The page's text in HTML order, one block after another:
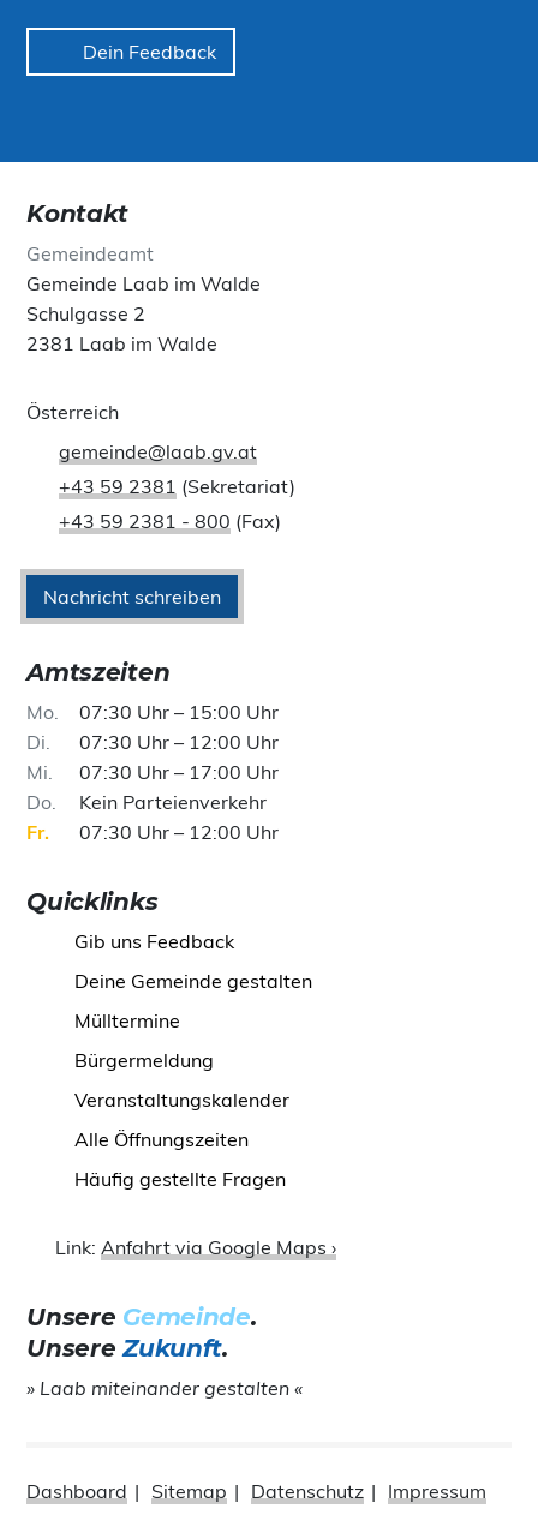
Dein Feedback
Kontakt
Gemeindeamt
Gemeinde Laab im Walde
Schulgasse 2
2381 Laab im Walde
Österreich
gemeinde@laab.gv.at
+43 59 2381 (Sekretariat)
+43 59 2381 - 800 (Fax)
Nachricht schreiben
Amtszeiten
Mo
07:30 Uhr – 15:00 Uhr
Di
07:30 Uhr – 12:00 Uhr
Mi
07:30 Uhr – 17:00 Uhr
Do
Kein Parteienverkehr
Fr
07:30 Uhr – 12:00 Uhr
Quicklinks
Gib uns Feedback
Deine Gemeinde gestalten
Mülltermine
Bürgermeldung
Veranstaltungskalender
Alle Öffnungszeiten
Häufig gestellte Fragen
Link: Anfahrt via Google Maps ›
Unsere Gemeinde.
UnsereZukunft.
» Laab miteinander gestalten «
Dashboard Sitemap Datenschutz Impressum